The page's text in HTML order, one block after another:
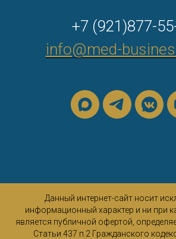
+7 (921)877-
info@med-
Данный интернет-сайт носит
информационный характер и ни при
является публичной офертой,
Статьи 437 п.2 Гражданского